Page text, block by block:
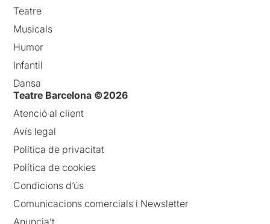
Teatre
Musicals
Humor
Infantil
Dansa
Teatre Barcelona ©2026
Atenció al client
Avís legal
Política de privacitat
Política de cookies
Condicions d’ús
Comunicacions comercials i Newsletter